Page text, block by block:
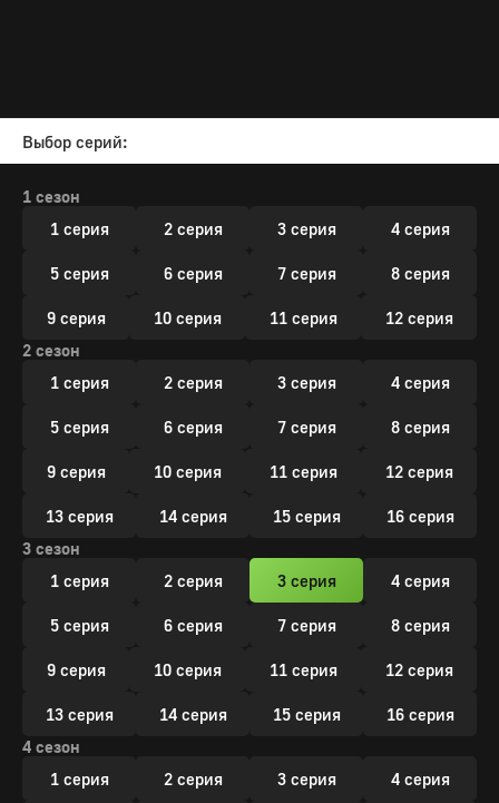
Выбор серий:
1 сезон
1 серия
2 серия 3 серия 4 серия
5 серия 6 серия 7 серия 8 серия
9 серия 10 серия 11 серия
12 серия
2 сезон
1 серия
2 серия 3 серия 4 серия
5 серия 6 серия 7 серия 8 серия
9 серия 10 серия 11 серия 12 серия
13 серия 14 серия 15 серия
16 серия
3 сезон
1 серия
2 серия 3 серия 4 серия
5 серия 6 серия 7 серия 8 серия
9 серия 10 серия 11 серия 12 серия
13 серия 14 серия 15 серия
16 серия
4 сезон
1 серия
2 серия 3 серия 4 серия